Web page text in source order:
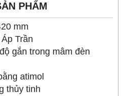
PHẨM
mm
Trần
gắn trong mâm đèn
atimol
thủy tinh